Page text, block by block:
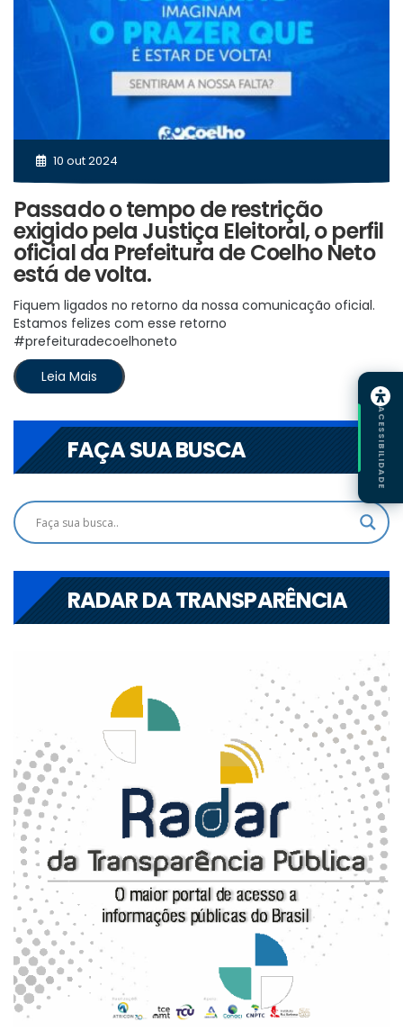
10 out 2024
Passado o tempo de restrição
exigido pela Justiça Eleitoral, o perfil
oficial da Prefeitura de Coelho Neto
está de volta.
Fiquem ligados no retorno da nossa comunicação oficial.
Estamos felizes com esse retorno
#prefeituradecoelhoneto
Leia Mais
FAÇA SUA BUSCA
RADAR DA TRANSPARÊNCIA
ACESSIBILIDADE